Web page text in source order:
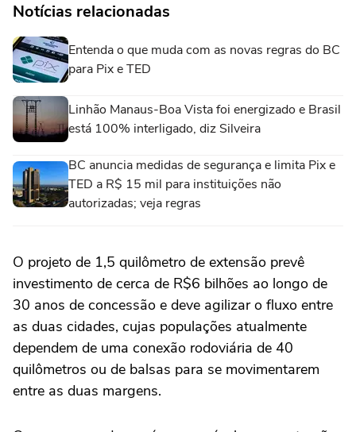
Notícias relacionadas
Entenda o que muda com as novas regras do BC
para Pix e TED
Linhão Manaus-Boa Vista foi energizado e Brasil
está 100% interligado, diz Silveira
BC anuncia medidas de segurança e limita Pix e
TED a R$ 15 mil para instituições não
autorizadas; veja regras
O projeto de 1,5 quilômetro de extensão prevê
investimento de cerca de R$6 bilhões ao longo de
30 anos de concessão e deve agilizar o fluxo entre
as duas cidades, cujas populações atualmente
dependem de uma conexão rodoviária de 40
quilômetros ou de balsas para se movimentarem
entre as duas margens.